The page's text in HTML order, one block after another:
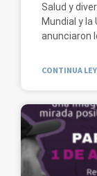
Salud y
Mundial y
anunciaron
CONTINUA